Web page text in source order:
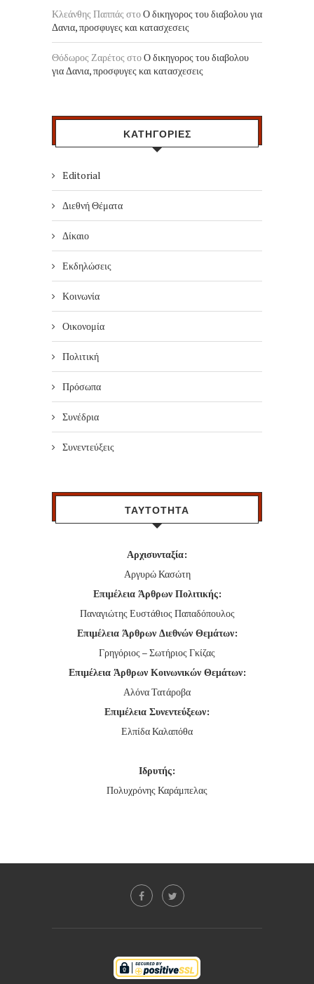
Κλεάνθης Παππάς στοΟ δικηγορος του διαβολου για
Δανια, προσφυγες και κατασχεσεις
Θόδωρος Ζαρέτος στοΟ δικηγορος του διαβολου
για Δανια, προσφυγες και κατασχεσεις
ΚΑΤΗΓΟΡΙΕΣ
Editorial
Διεθνή Θέματα
Δίκαιο
Εκδηλώσεις
Κοινωνία
Οικονομία
Πολιτική
Πρόσωπα
Συνέδρια
Συνεντεύξεις
ΤΑΥΤΟΤΗΤΑ
Αρχισυνταξία:
Αργυρώ Κασώτη
Επιμέλεια Άρθρων Πολιτικής:
Παναγιώτης Ευστάθιος Παπαδόπουλος
Επιμέλεια Άρθρων Διεθνών Θεμάτων:
Γρηγόριος – Σωτήριος Γκίζας
Επιμέλεια Άρθρων Κοινωνικών Θεμάτων:
Αλόνα Τατάροβα
Επιμέλεια Συνεντεύξεων:
Ελπίδα Καλαπόθα
Ιδρυτής:
Πολυχρόνης Καράμπελας